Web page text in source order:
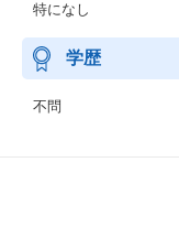
特になし
学歴
不問